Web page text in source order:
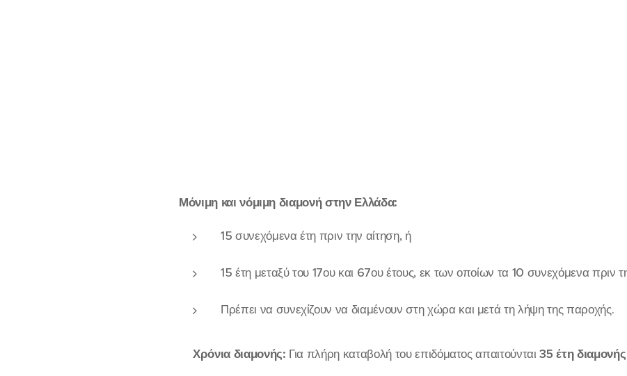
Μόνιμη και νόμιμη διαμονή στην Ελλάδα:
15 συνεχόμενα έτη πριν την αίτηση, ή
15 έτη μεταξύ του 17ου και 67ου έτους, εκ των οποίων τα 10 συνεχόμενα πριν
Πρέπει να συνεχίζουν να διαμένουν στη χώρα και μετά τη λήψη της παροχής.
Χρόνια διαμονής: Για πλήρη καταβολή του επιδόματος απαιτούνται35 έτη διαμονής